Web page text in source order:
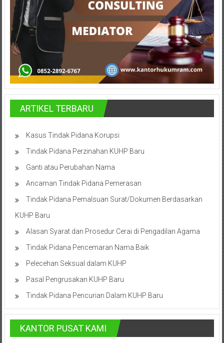
Kendari,
Riau,
Pekanbaru,
Bengkulu,
Mukomuko,
Gunung
Kidul,
Kulon
Progo,
Balikpapan,
Jakarta
Pusat,
Tanggerang,
Purworejo,
Purwokerto,
Kebumen,
Tasikmalaya,
ARTIKEL TERBARU
Kasus Tindak Pidana Korupsi
Tindak Pidana Perzinahan KUHP Baru
Ganti atau Perubahan Nama
Ancaman Tindak Pidana Pemerasan
Tindak Pidana Pemalsuan Surat/Dokumen Berdasarkan
KUHP Baru
Alasan Syarat dan Prosedur Cerai di Pengadilan Agama
Tindak Pidana Pencemaran Nama Baik
Pelecehan Seksual dalam KUHP
Pasal Pengrusakan KUHP Baru
Tindak Pidana Pencurian Dalam KUHP Baru
KANTOR PUSAT KAMI